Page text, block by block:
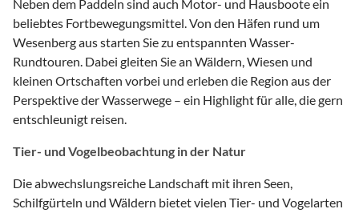
Neben dem Paddeln sind auch Motor- und Hausboote ein
beliebtes Fortbewegungsmittel. Von den Häfen rund um
Wesenberg aus starten Sie zu entspannten Wasser-
Rundtouren. Dabei gleiten Sie an Wäldern, Wiesen und
kleinen Ortschaften vorbei und erleben die Region aus der
Perspektive der Wasserwege – ein Highlight für alle, die gern
entschleunigt reisen.
Tier- und Vogelbeobachtung in der Natur
Die abwechslungsreiche Landschaft mit ihren Seen,
Schilfgürteln und Wäldern bietet vielen Tier- und Vogelarten